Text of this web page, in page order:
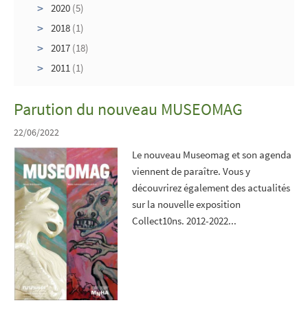
2020 (5)
2018 (1)
2017 (18)
2011 (1)
Parution du nouveau MUSEOMAG
22/06/2022
Le nouveau Museomag et son agenda
viennent de paraître. Vous y
découvrirez également des actualités
sur la nouvelle exposition
Collect10ns. 2012-2022...